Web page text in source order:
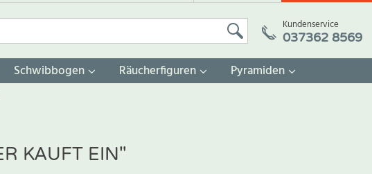
Kundenservice
037362 8569
Schwibbogen Räucherfiguren Pyramiden
KAUFT EIN"